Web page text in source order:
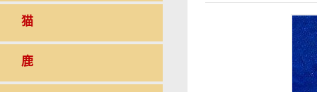
猫
鹿